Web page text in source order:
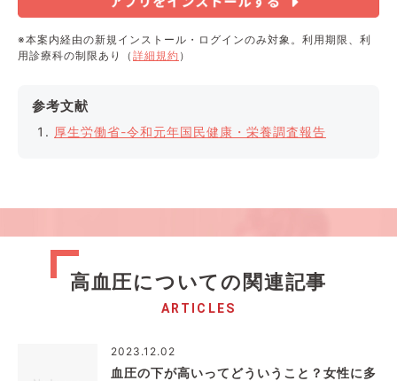
※本案内経由の新規インストール・ログインのみ対象。利用期限、利
用診療科の制限あり（ 詳細規約 ）
参考文献
厚生労働省-令和元年国民健康・栄養調査報告
高血圧についての関連記事
ARTICLES
2023.12.02
血圧の下が高いってどういうこと？女性に多